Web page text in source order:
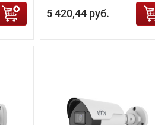
5 420,44 руб.